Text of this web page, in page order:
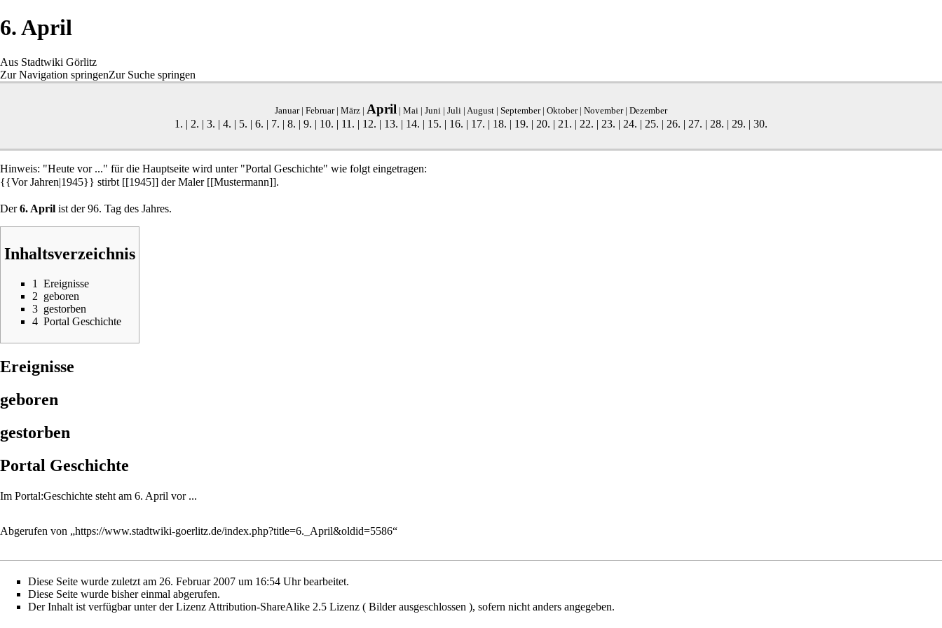
6. April
Aus Stadtwiki Görlitz
Zur Navigation springenZur Suche springen
Januar| Februar| März | April | Mai | Juni | Juli | August | September| Oktober| November| Dezember
1. 2. 3. 4. 5. 6. 7. 8. 9. 10. 11. 12. 13. 14. 15. 16. 17. 18. 19. 20. 21. 22. 23. 24. 25. 26. 27. 28. 29. 30.
Hinweis: "Heute vor ..." für die Hauptseite wird unter "Portal Geschichte" wie folgt eingetragen:
{{Vor Jahren|1945}} stirbt [[1945]] der Maler [[Mustermann]].
Der6. April ist der 96. Tag des Jahres.
Inhaltsverzeichnis
1
Ereignisse
2 geboren
3 gestorben
4 Portal Geschichte
Ereignisse
geboren
gestorben
Portal Geschichte
Im Portal:Geschichte steht am 6. April vor ...
Abgerufen von „https://www.stadtwiki-goerlitz.de/index.php?title=6._April&oldid=5586“
Diese Seite wurde zuletzt am 26. Februar 2007 um 16:54 Uhr bearbeitet.
Diese Seite wurde bisher einmal abgerufen.
Der Inhalt ist verfügbar unter der Lizenz Attribution-ShareAlike 2.5 Lizenz ( Bilder ausgeschlossen ), sofern nicht anders angegeben.